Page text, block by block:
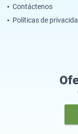
Contáctenos
Políticas de